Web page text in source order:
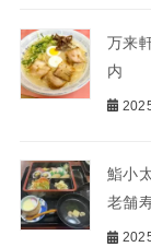
万来
内
鮨小
老舗